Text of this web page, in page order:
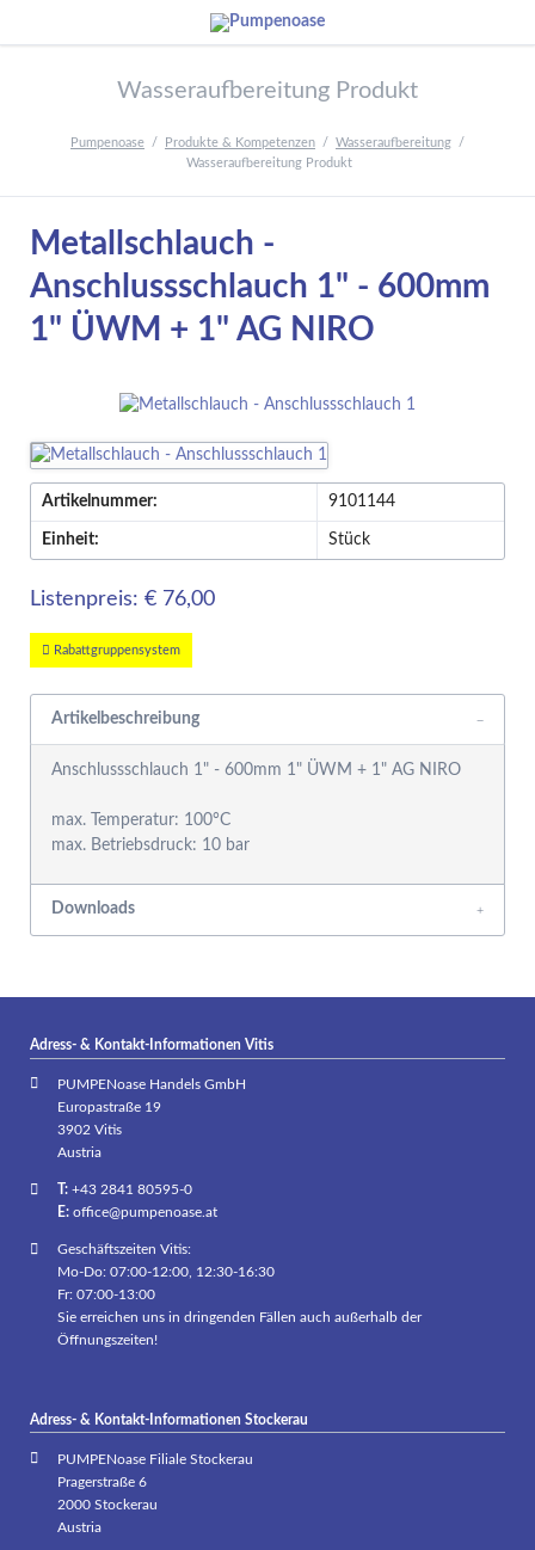
Wasseraufbereitung Produkt
Pumpenoase Produkte & Kompetenzen
Wasseraufbereitung
Wasseraufbereitung Produkt
Metallschlauch -
Anschlussschlauch 1" - 600mm
1" ÜWM + 1" AG NIRO
Artikelnummer: 9101144
Einheit: Stück
Listenpreis: € 76,00
Rabattgruppensystem
Artikelbeschreibung
Anschlussschlauch 1" - 600mm 1" ÜWM + 1" AG NIRO
max. Temperatur: 100°C
max. Betriebsdruck: 10 bar
Downloads
Adress- & Kontakt-Informationen Vitis
PUMPENoase Handels GmbH
Europastraße 19
3902 Vitis
Austria
T:+43 2841 80595-0
E: office@pumpenoase.at
Geschäftszeiten Vitis:
Mo-Do: 07:00-12:00, 12:30-16:30
Fr: 07:00-13:00
Sie erreichen uns in dringenden Fällen auch außerhalb der
Öffnungszeiten!
Adress- & Kontakt-Informationen Stockerau
PUMPENoase Filiale Stockerau
Pragerstraße 6
2000 Stockerau
Austria